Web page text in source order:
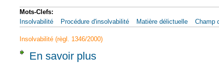
Mots-Clefs:
Insolvabilité
Procédure d'insolvabilité Matière délictuelle Champ
Insolvabilité (règl. 1346/2000)
En savoir plus